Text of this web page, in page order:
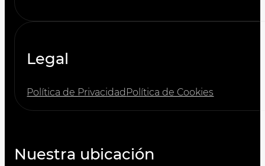
Legal
Política de Privacidad Política de Cookies
Nuestra ubicación